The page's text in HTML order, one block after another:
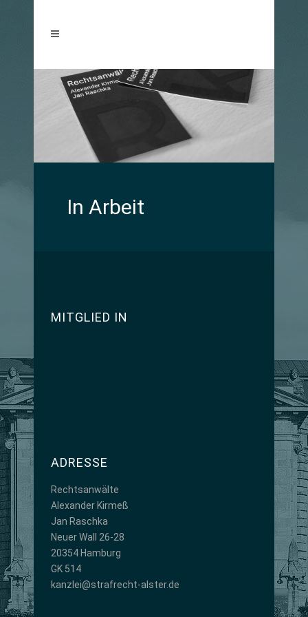
In Arbeit
MITGLIED IN
ADRESSE
Rechtsanwälte
Alexander Kirmeß
Jan Raschka
Neuer Wall 26-28
20354 Hamburg
GK 514
kanzlei@strafrecht-alster.de